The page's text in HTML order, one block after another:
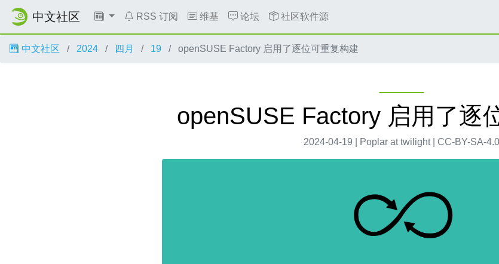
中文社区 RSS 订阅 维基 论坛 社区软件源
中文社区 2024 四月 19 openSUSE Factory 启用了逐位可重复构建
openSUSE Factory 启用了逐
2024-04-19 | Poplar at twilight | CC-BY-SA-4.0